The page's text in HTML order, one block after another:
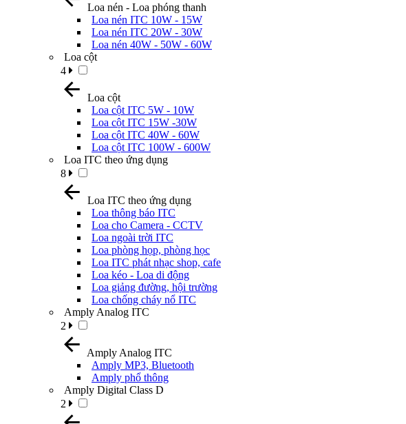
Loa nén - Loa phóng thanh
Loa nén ITC 10W - 15W
Loa nén ITC 20W - 30W
Loa nén 40W - 50W - 60W
Loa cột
4
Loa cột
Loa cột ITC 5W - 10W
Loa cột ITC 15W -30W
Loa cột ITC 40W - 60W
Loa cột ITC 100W - 600W
Loa ITC theo ứng dụng
8
Loa ITC theo ứng dụng
Loa thông báo ITC
Loa cho Camera - CCTV
Loa ngoài trời ITC
Loa phòng họp, phòng học
Loa ITC phát nhạc shop, cafe
Loa kéo - Loa di động
Loa giảng đường, hội trường
Loa chống cháy nổ ITC
Amply Analog ITC
2
Amply Analog ITC
Amply MP3, Bluetooth
Amply phổ thông
Amply Digital Class D
2